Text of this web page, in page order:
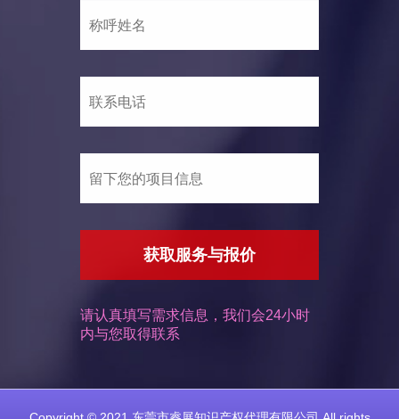
获取服务与报价
请认真填写需求信息，我们会24小时
内与您取得联系